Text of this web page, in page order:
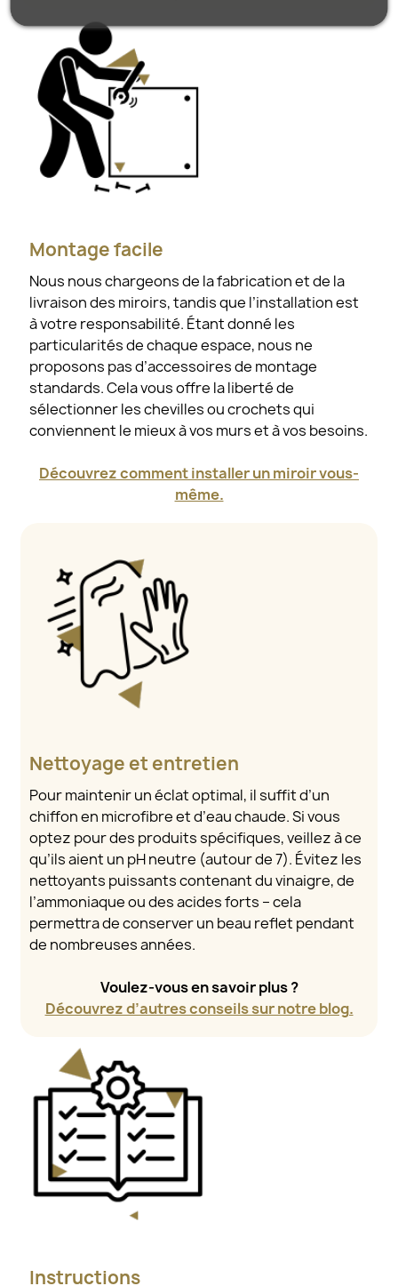
Montage facile
Nous nous chargeons de la fabrication et de la
livraison des miroirs, tandis que l’installation est
à votre responsabilité. Étant donné les
particularités de chaque espace, nous ne
proposons pas d’accessoires de montage
standards. Cela vous offre la liberté de
sélectionner les chevilles ou crochets qui
conviennent le mieux à vos murs et à vos besoins.
Découvrez comment installer un miroir vous-
même.
Nettoyage et entretien
Pour maintenir un éclat optimal, il suffit d’un
chiffon en microfibre et d’eau chaude. Si vous
optez pour des produits spécifiques, veillez à ce
qu’ils aient un pH neutre (autour de 7). Évitez les
nettoyants puissants contenant du vinaigre, de
l’ammoniaque ou des acides forts – cela
permettra de conserver un beau reflet pendant
de nombreuses années.
Voulez-vous en savoir plus ?
Découvrez d’autres conseils sur notre blog.
Instructions